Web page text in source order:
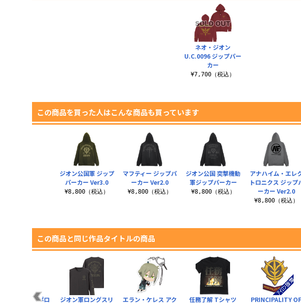
ネオ・ジオン
U.C.0096 ジップパー
カー
¥7,700（税込）
この商品を買った人はこんな商品も買っています
ジオン公国 突撃機動
軍ジップパーカー
¥8,800（税込）
アナハイム・エレ
トロニクス ジップ
ーカー Ver2.0
¥8,800（税込）
ジオン公国軍 ジップ
パーカー Ver3.0
¥8,800（税込）
マフティー ジップパ
ーカー Ver2.0
¥8,800（税込）
この商品と同じ作品タイトルの商品
任務了解 Tシャツ PRINCIPALITY OF
地球連邦宇宙軍ポロ ジオン軍ロングスリ エラン・ケレス アク